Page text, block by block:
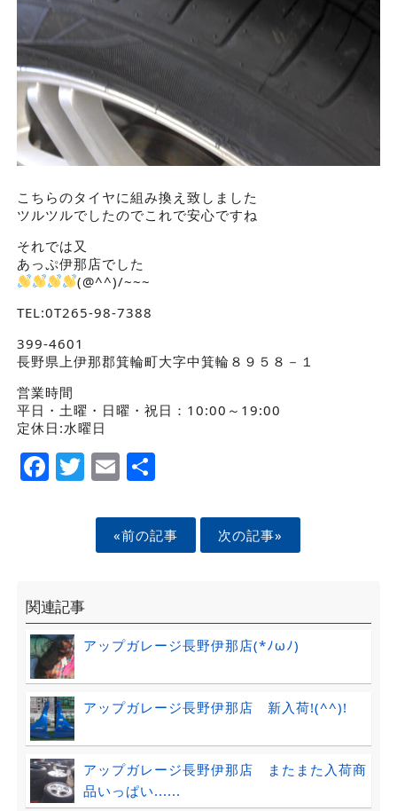
こちらのタイヤに組み換え致しました
ツルツルでしたのでこれで安心ですね
それでは又
あっぷ伊那店でした
(@^^)/~~~
TEL:0T265-98-7388
399-4601
長野県上伊那郡箕輪町大字中箕輪８９５８－１
営業時間
平日・土曜・日曜・祝日：10:00～19:00
定休日:水曜日
Facebook
Twitter
EmailShare
«前の記事 次の記事»
関連記事
アップガレージ長野伊那店(*ﾉωﾉ)
アップガレージ長野伊那店 新入荷!(^^)!
アップガレージ長野伊那店 またまた入荷商
品いっぱい......